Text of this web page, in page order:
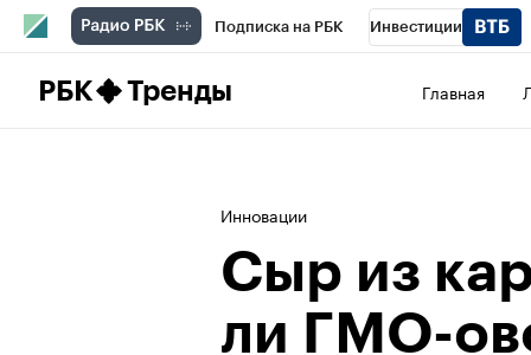
Подписка на РБК Инвестиции
РБК Тренды Главная
Инновации
Сыр из
ли ГМО-